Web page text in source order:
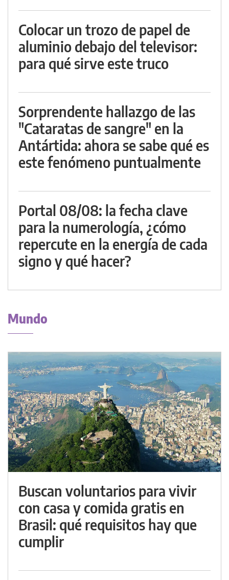
Colocar un trozo de papel de
aluminio debajo del televisor:
para qué sirve este truco
Sorprendente hallazgo de las
"Cataratas de sangre" en la
Antártida: ahora se sabe qué es
este fenómeno puntualmente
Portal 08/08: la fecha clave
para la numerología, ¿cómo
repercute en la energía de cada
signo y qué hacer?
Mundo
Buscan voluntarios para vivir
con casa y comida gratis en
Brasil: qué requisitos hay que
cumplir